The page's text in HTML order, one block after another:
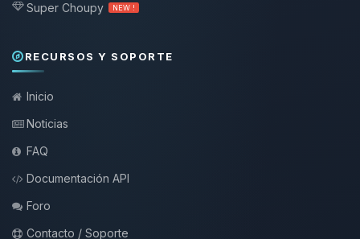
Super Choupy NEW !
RECURSOS Y SOPORTE
Inicio
Noticias
FAQ
Documentación API
Foro
Contacto / Soporte